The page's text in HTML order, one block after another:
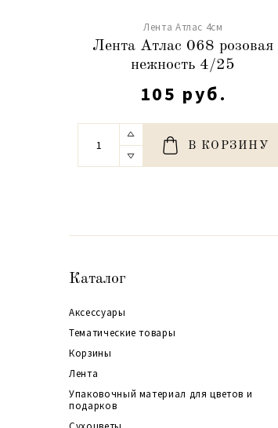
Лента Атлас 4см
Лента Атлас 068 розовая
нежность 4/25
105 руб.
В КОРЗИНУ
Каталог
Аксессуары
Тематические товары
Корзины
Лента
Упаковочный материал для цветов и
подарков